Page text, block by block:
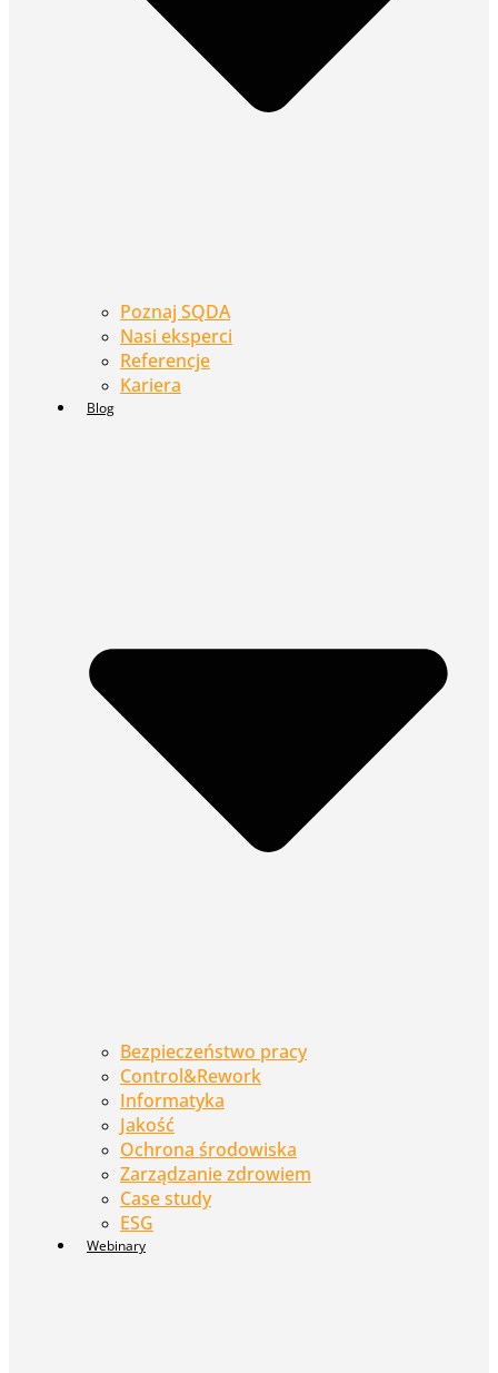
Poznaj SQDA
Nasi eksperci
Referencje
Kariera
Blog
Bezpieczeństwo pracy
Control&Rework
Informatyka
Jakość
Ochrona środowiska
Zarządzanie zdrowiem
Case study
ESG
Webinary